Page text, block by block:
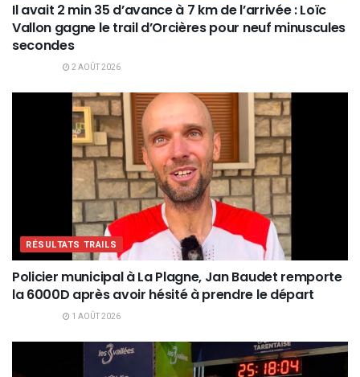
Il avait 2 min 35 d’avance à 7 km de l’arrivée : Loïc
Vallon gagne le trail d’Orcières pour neuf minuscules
secondes
2 AOÛT 2026
RÉSULTATS TRAILS
Policier municipal à La Plagne, Jan Baudet remporte
la 6000D après avoir hésité à prendre le départ
1 AOÛT 2026